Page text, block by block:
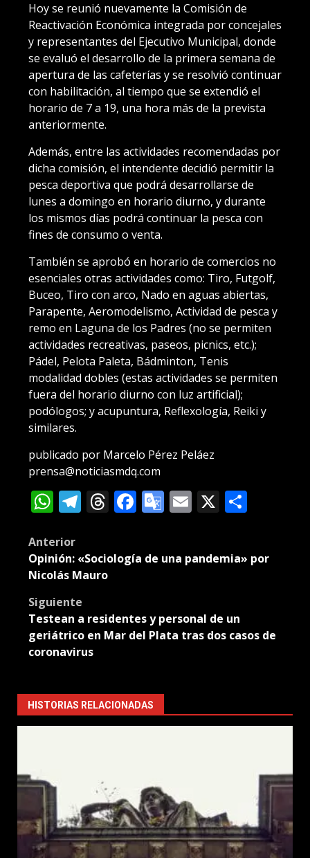
Hoy se reunió nuevamente la Comisión de
Reactivación Económica integrada por concejales
y representantes del Ejecutivo Municipal, donde
se evaluó el desarrollo de la primera semana de
apertura de las cafeterías y se resolvió continuar
con habilitación, al tiempo que se extendió el
horario de 7 a 19, una hora más de la prevista
anteriormente.
Además, entre las actividades recomendadas por
dicha comisión, el intendente decidió permitir la
pesca deportiva que podrá desarrollarse de
lunes a domingo en horario diurno, y durante
los mismos días podrá continuar la pesca con
fines de consumo o venta.
También se aprobó en horario de comercios no
esenciales otras actividades como: Tiro, Futgolf,
Buceo, Tiro con arco, Nado en aguas abiertas,
Parapente, Aeromodelismo, Actividad de pesca y
remo en Laguna de los Padres (no se permiten
actividades recreativas, paseos, picnics, etc.);
Pádel, Pelota Paleta, Bádminton, Tenis
modalidad dobles (estas actividades se permiten
fuera del horario diurno con luz artificial);
podólogos; y acupuntura, Reflexología, Reiki y
similares.
publicado por Marcelo Pérez Peláez
prensa@noticiasmdq.com
WhatsApp
Telegram
Threads
Facebook
Google
Email
X
Post
navigation
Anterior
Opinión: «Sociología de una pandemia» por
Nicolás Mauro
Siguiente
Testean a residentes y personal de un
geriátrico en Mar del Plata tras dos casos de
coronavirus
HISTORIAS RELACIONADAS